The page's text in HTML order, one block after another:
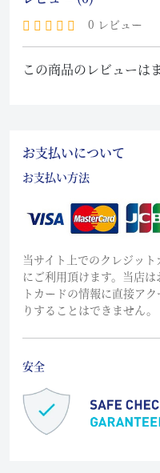
0 レビュー
この商品のレビューは
お支払いについて
お支払い方法
当サイト上でのクレジッ
にご利用頂けます。当店
トカードの情報に直接ア
りすることはできません。
安全